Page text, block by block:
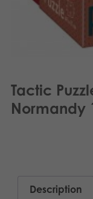
Tactic
Normandy
Description